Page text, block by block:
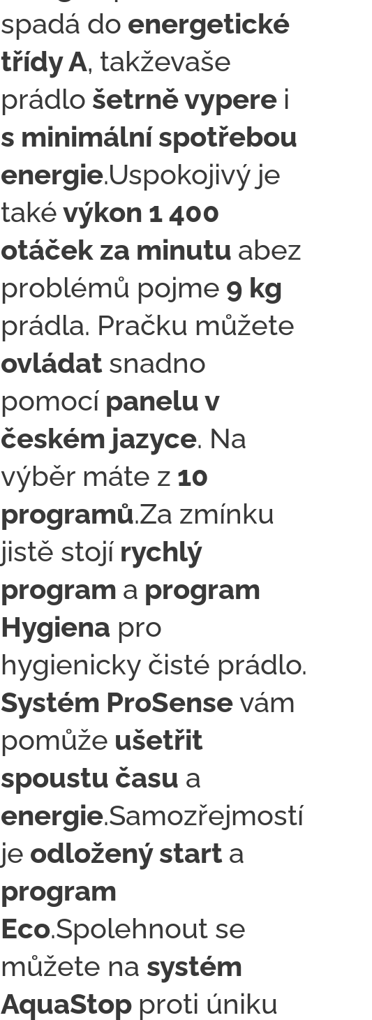
spadá do energetické
třídy A, takževaše
prádlo šetrně vypere i
s minimální spotřebou
energie.Uspokojivý je
takévýkon 1 400
otáček za minutu abez
problémů pojme 9 kg
prádla. Pračku můžete
ovládat snadno
pomocí panelu v
českém jazyce. Na
výběr máte z 10
programů.Za zmínku
jistě stojí rychlý
program a program
Hygiena pro
hygienicky čisté prádlo.
Systém ProSensevám
pomůže ušetřit
spoustu času a
energie.Samozřejmostí
je odložený start a
program
Eco.Spolehnout se
můžete na systém
AquaStop proti úniku